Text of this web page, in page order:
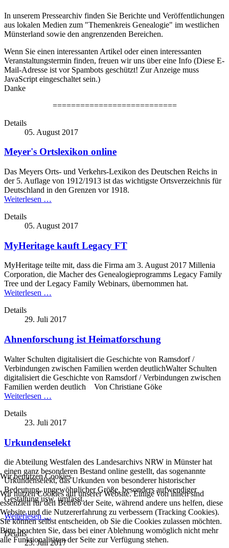
In unserem Pressearchiv finden Sie Berichte und Veröffentlichungen
aus lokalen Medien zum "Themenkreis Genealogie" im westlichen
Münsterland sowie den angrenzenden Bereichen.
Wenn Sie einen interessanten Artikel oder einen interessanten
Veranstaltungstermin finden, freuen wir uns über eine Info (Diese E-
Mail-Adresse ist vor Spambots geschützt! Zur Anzeige muss
JavaScript eingeschaltet sein.)
Danke
===========================
Details
05. August 2017
Meyer's Ortslexikon online
Das Meyers Orts- und Verkehrs-Lexikon des Deutschen Reichs in
der 5. Auflage von 1912/1913 ist das wichtigste Ortsverzeichnis für
Deutschland in den Grenzen vor 1918.
Weiterlesen …
Details
05. August 2017
MyHeritage kauft Legacy FT
MyHeritage teilte mit, dass die Firma am 3. August 2017 Millenia
Corporation, die Macher des Genealogieprogramms Legacy Family
Tree und der Legacy Family Webinars, übernommen hat.
Weiterlesen …
Details
29. Juli 2017
Ahnenforschung ist Heimatforschung
Walter Schulten digitalisiert die Geschichte von Ramsdorf /
Verbindungen zwischen Familien werden deutlichWalter Schulten
digitalisiert die Geschichte von Ramsdorf / Verbindungen zwischen
Familien werden deutlich Von Christiane Göke
Weiterlesen …
Details
23. Juli 2017
Urkundenselekt
die Abteilung Westfalen des Landesarchivs NRW in Münster hat
einen ganz besonderen Bestand online gestellt, das sogenannte
Urkundenselekt, das Urkunden von besonderer historischer
Bedeutung, ungewöhnlicher Größe, besonders aufwendiger
Gestaltung usw. umfasst.
Weiterlesen …
Details
23. Juli 2017
Wir benutzen Cookies
Wir nutzen Cookies auf unserer Website. Einige von ihnen sind
essenziell für den Betrieb der Seite, während andere uns helfen, diese
Website und die Nutzererfahrung zu verbessern (Tracking Cookies).
Sie können selbst entscheiden, ob Sie die Cookies zulassen möchten.
Bitte beachten Sie, dass bei einer Ablehnung womöglich nicht mehr
alle Funktionalitäten der Seite zur Verfügung stehen.